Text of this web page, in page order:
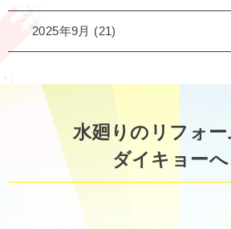
2025年9月 (21)
水廻りのリフォー
ダイキョーへ